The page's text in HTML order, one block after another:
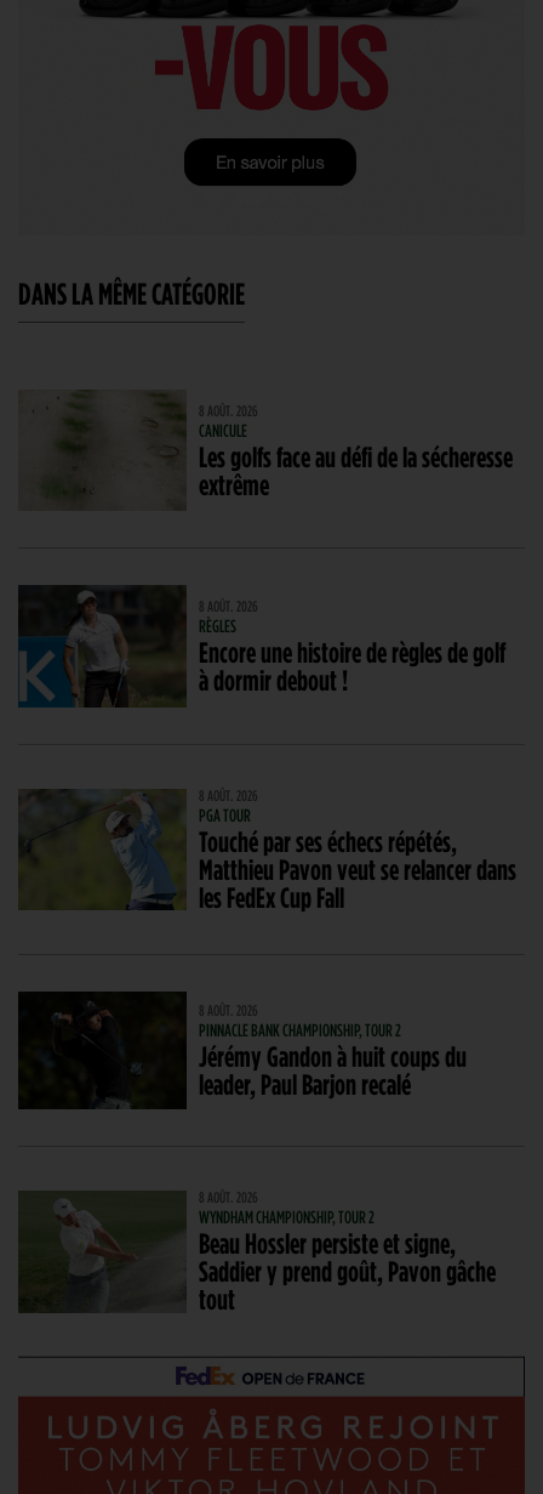
DANS LA MÊME CATÉGORIE
8 AOÛT. 2026
CANICULE
Les golfs face au défi de la sécheresse
extrême
8 AOÛT. 2026
RÈGLES
Encore une histoire de règles de golf
à dormir debout !
8 AOÛT. 2026
PGA TOUR
Touché par ses échecs répétés,
Matthieu Pavon veut se relancer dans
les FedEx Cup Fall
8 AOÛT. 2026
PINNACLE BANK CHAMPIONSHIP, TOUR 2
Jérémy Gandon à huit coups du
leader, Paul Barjon recalé
8 AOÛT. 2026
WYNDHAM CHAMPIONSHIP, TOUR 2
Beau Hossler persiste et signe,
Saddier y prend goût, Pavon gâche
tout